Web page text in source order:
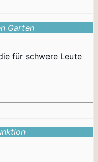
Garten
für schwere Leute